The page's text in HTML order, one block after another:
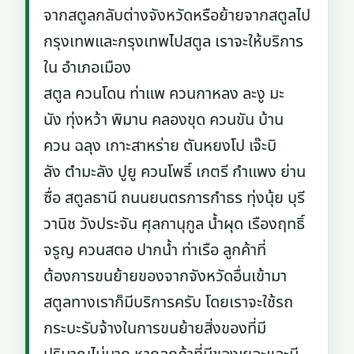
จากสตูลกลับต่างจังหวัดหรือย้ายจากสตูลไป
กรุงเทพและกรุงเทพไปสตูล เราจะให้บริการ
ใน อำเภอเมือง
สตูล ควนโดน ท่าแพ ควนกาหลง ละงู มะ
นัง ทุ่งหว้า พิมาน คลองขุด ควนขัน บ้าน
ควน ฉลุง เกาะสาหร่าย ตันหยงโป เจ๊ะบิ
ลัง ตำมะลัง ปูยู ควนโพธิ์ เกตรี กำแพง ย่าน
ซื่อ สตูลธานี ถนนยนตรการกำธร ทุ่งนุ้ย บุรี
วานิช วังประจัน ศุลกานุกูล น้ำผุด เรืองฤทธิ์
จรูญ ควนสตอ ปากน้ำ ท่าเรือ ลูกค้าที่
ต้องการขนย้ายของจากจังหวัดอื่นเข้ามา
สตูลทางเราก็มีบริการครับ โดยเราจะใช้รถ
กระบะรับจ้างในการขนย้ายสิ่งของที่มี